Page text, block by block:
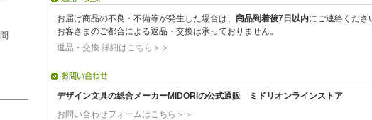
お届け商品の不良・不備等が発生した場合は、 商品到着後7日以内にご連絡くださ
お客さまのご都合による返品・交換は承っておりません。
返品・交換 詳細はこちら＞＞
デザイン文具の総合メーカーMIDORIの公式通販 ミドリオンラインストア
お問い合わせフォームはこちら＞＞